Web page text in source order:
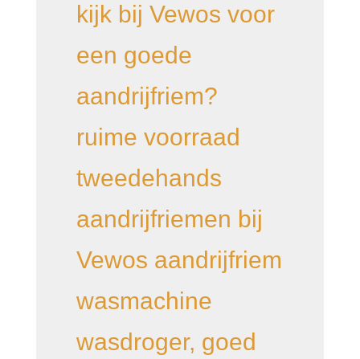
kijk bij Vewos voor
een goede
aandrijfriem?
ruime voorraad
tweedehands
aandrijfriemen bij
Vewos aandrijfriem
wasmachine
wasdroger, goed